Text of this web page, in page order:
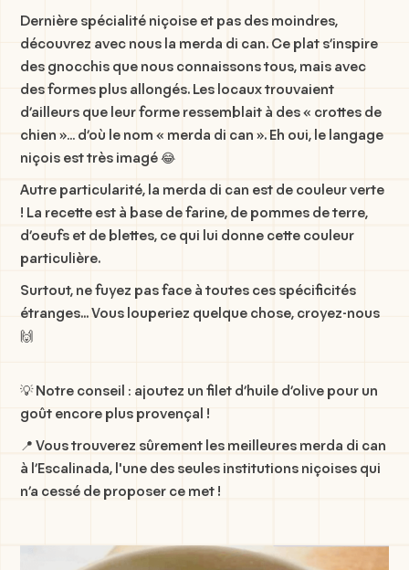
Dernière spécialité niçoise et pas des moindres,
découvrez avec nous la merda di can. Ce plat s’inspire
des gnocchis que nous connaissons tous, mais avec
des formes plus allongés. Les locaux trouvaient
d’ailleurs que leur forme ressemblait à des « crottes de
chien »… d’où le nom « merda di can ». Eh oui, le langage
niçois est très imagé 😂
Autre particularité, la merda di can est de couleur verte
! La recette est à base de farine, de pommes de terre,
d’oeufs et de blettes, ce qui lui donne cette couleur
particulière.
Surtout, ne fuyez pas face à toutes ces spécificités
étranges... Vous louperiez quelque chose, croyez-nous
🙌
💡 Notre conseil : ajoutez un filet d’huile d’olive pour un
goût encore plus provençal !
📍 Vous trouverez sûrement les meilleures merda di can
à l’Escalinada, l'une des seules institutions niçoises qui
n’a cessé de proposer ce met !